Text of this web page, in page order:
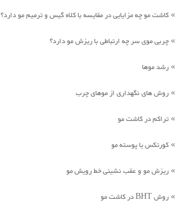
» کاشت مو چه مزایایی در مقایسه با کلاه گیس و ترمیم مو دارد؟
» چربی موی سر چه ارتباطی با ریزش مو دارد؟
» رشد موها
» روش های نگهداری از موهای چرب
» تراکم در کاشت مو
» کورتکس یا پوسته مو
» ریزش مو و عقب نشینی خط رویش مو
» روش BHT در کاشت مو